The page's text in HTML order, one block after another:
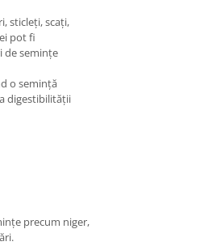
sticleți, scați,
pot fi
de semințe
o semință
digestibilității
precum niger,